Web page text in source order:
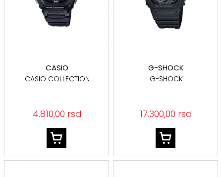
CASIO
CASIO COLLECTION
4.810,00 rsd
G-SHOCK
G-SHOCK
17.300,00 rsd